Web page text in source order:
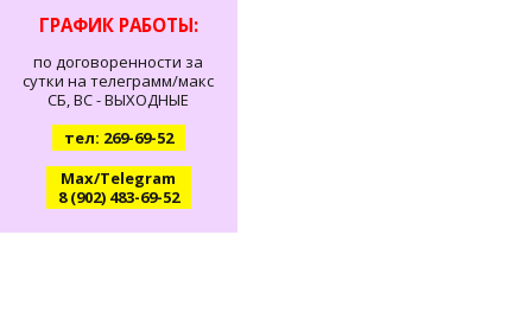
ГРАФИК РАБОТЫ:
по договоренности за
сутки на телеграмм/макс
СБ, ВС - ВЫХОДНЫЕ
тел: 269-69-52
Max/Telegram
8 (902) 483-69-52